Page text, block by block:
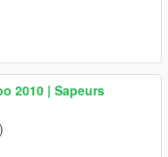
2010 | Sapeurs